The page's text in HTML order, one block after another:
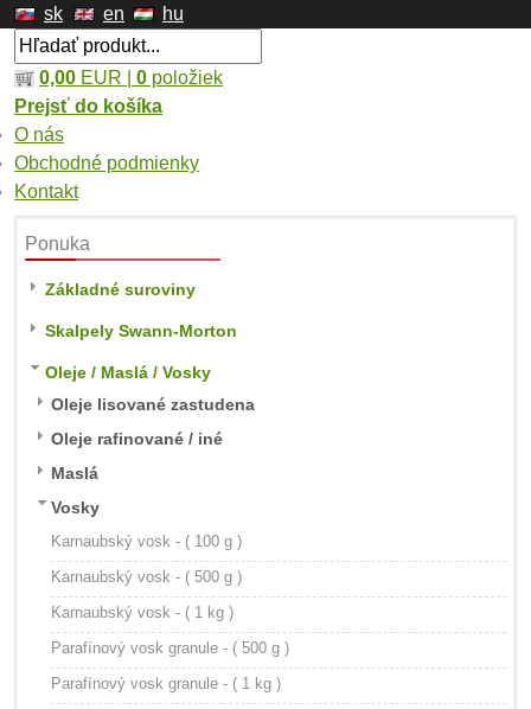
sk en hu
0,00 EUR | 0 položiek
Prejsť do košíka
O nás
Obchodné podmienky
Kontakt
Ponuka
Základné suroviny
Skalpely Swann-Morton
Oleje / Maslá / Vosky
Oleje lisované zastudena
Oleje rafinované / iné
Maslá
Vosky
Karnaubský vosk - ( 100 g )
Karnaubský vosk - ( 500 g )
Karnaubský vosk - ( 1 kg )
Parafínový vosk granule - ( 500 g )
Parafínový vosk granule - ( 1 kg )